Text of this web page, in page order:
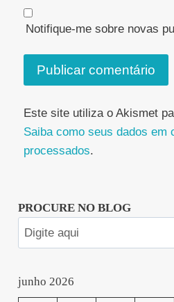
Notifique-me sobre novas
Este site utiliza o Akismet
Saiba como seus dados em
processados.
PROCURE NO BLOG
junho 2026